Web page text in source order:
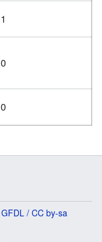
1
0
0
GFDL / CC by-sa